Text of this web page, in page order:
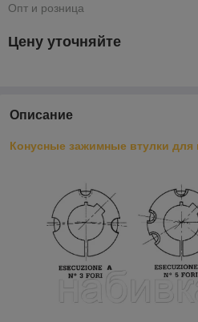
Опт и розница
Цену уточняйте
Описание
Конусные зажимные втулки